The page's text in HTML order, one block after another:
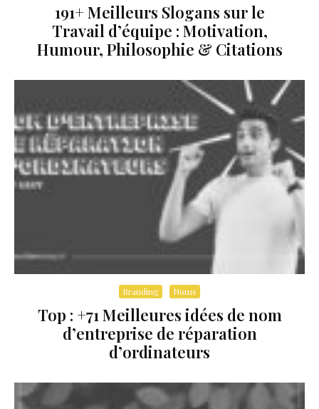
191+ Meilleurs Slogans sur le
Travail d’équipe : Motivation,
Humour, Philosophie & Citations
Branding Noms
Top : +71 Meilleures idées de nom
d’entreprise de réparation
d’ordinateurs